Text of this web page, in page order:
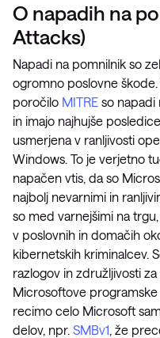
O napadih na
Attacks)
Napadi na pomnilnik so
ogromno poslovne
poročilo MITRE so napadi
in imajo najhujše
usmerjena v ranljivosti
Windows. To je verjetno
napačen vtis, da so
najbolj nevarnimi in
so med varnejšimi na
v poslovnih in domačih
kibernetskih kriminalcev.
razlogov in združljivosti
Microsoftove programske
recimo celo Microsoft
delov, npr. SMBv1, že